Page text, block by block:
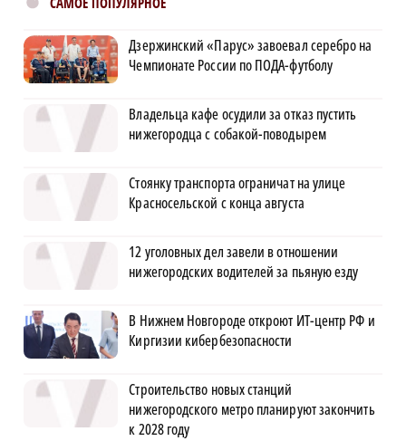
Дзержинский «Парус» завоевал серебро на
Чемпионате России по ПОДА-футболу
Владельца кафе осудили за отказ пустить
нижегородца с собакой-поводырем
Стоянку транспорта ограничат на улице
Красносельской с конца августа
12 уголовных дел завели в отношении
нижегородских водителей за пьяную езду
В Нижнем Новгороде откроют ИТ-центр РФ и
Киргизии кибербезопасности
Строительство новых станций
нижегородского метро планируют закончить
к 2028 году